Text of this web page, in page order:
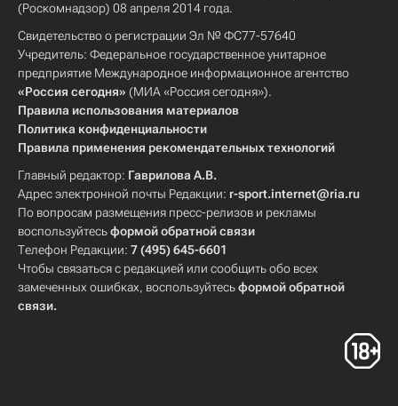
(Роскомнадзор) 08 апреля 2014 года.
Свидетельство о регистрации Эл № ФС77-57640
Учредитель: Федеральное государственное унитарное
предприятие Международное информационное агентство
«Россия сегодня» (МИА «Россия сегодня»).
Правила использования материалов
Политика конфиденциальности
Правила применения рекомендательных технологий
Главный редактор: Гаврилова А.В.
Адрес электронной почты Редакции: r-sport.internet@ria.ru
По вопросам размещения пресс-релизов и рекламы
воспользуйтесьформой обратной связи
Телефон Редакции: 7 (495) 645-6601
Чтобы связаться с редакцией или сообщить обо всех
замеченных ошибках, воспользуйтесьформой обратной
связи.